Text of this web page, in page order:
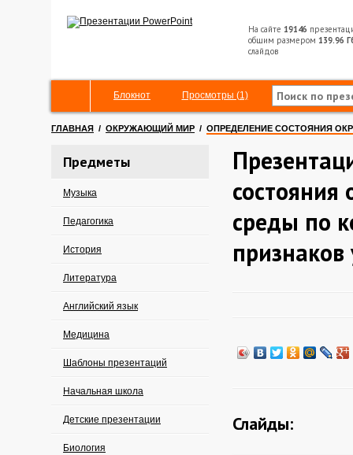
На сайте 19146
общим размером 139.96
слайдов
Блокнот Просмотры (1)
ГЛАВНАЯ / ОКРУЖАЮЩИЙ МИР / ОПРЕДЕЛЕНИЕ СОСТОЯНИЯ
Предметы
Музыка
Педагогика
История
Литература
Английский язык
Медицина
Шаблоны презентаций
Начальная школа
Детские презентации
Биология
среды по
Слайды: